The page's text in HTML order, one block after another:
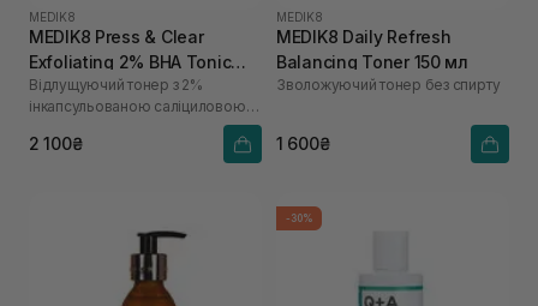
MEDIK8
MEDIK8 Press & Clear
Exfoliating 2% BHA Tonic
150 мл
Відлущуючий тонер з 2%
інкапсульованою саліциловою
2 100₴
MEDIK8
MEDIK8 Daily Refresh
Balancing Toner 150 мл
Зволожуючий тонер без спирту
1 600₴
-30%